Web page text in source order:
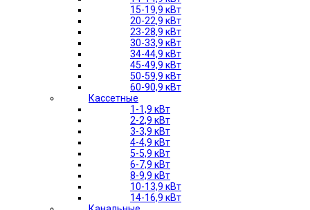
15-19,9 кВт
20-22,9 кВт
23-28,9 кВт
30-33,9 кВт
34-44,9 кВт
45-49,9 кВт
50-59,9 кВт
60-90,9 кВт
Кассетные
1-1,9 кВт
2-2,9 кВт
3-3,9 кВт
4-4,9 кВт
5-5,9 кВт
6-7,9 кВт
8-9,9 кВт
10-13,9 кВт
14-16,9 кВт